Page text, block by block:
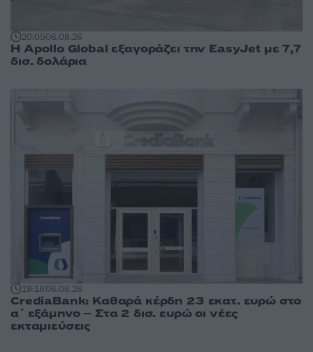
20:0506.08.26
Η Apollo Global εξαγοράζει την EasyJet με 7,7
δισ. δολάρια
19:1806.08.26
CrediaBank: Καθαρά κέρδη 23 εκατ. ευρώ στο
α΄ εξάμηνο – Στα 2 δισ. ευρώ οι νέες
εκταμιεύσεις